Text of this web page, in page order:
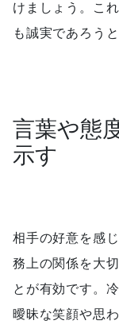
けましょう。こ
も誠実であろう
言葉や態
示す
相手の好意を感
務上の関係を大
とが有効です。
曖昧な笑顔や思